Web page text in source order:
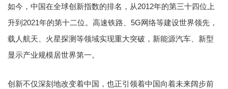
如今，中国在全球创新指数的排名，从2012年的第三十四位上
升到2021年的第十二位。高速铁路、5G网络等建设世界领先，
载人航天、火星探测等领域实现重大突破，新能源汽车、新型
显示产业规模居世界第一。
创新不仅深刻地改变着中国，也正引领着中国向着未来阔步前